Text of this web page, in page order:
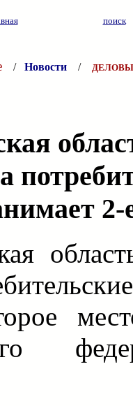
поиск
/ Новости /